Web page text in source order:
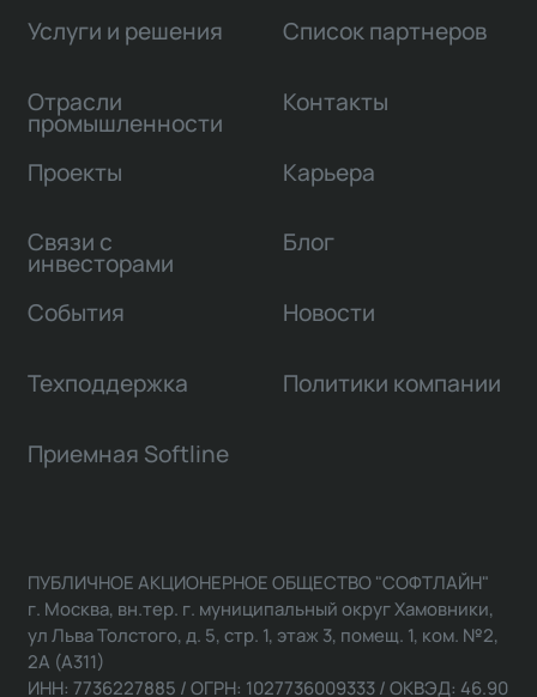
Услуги и решения
Отрасли
промышленности
Проекты
Связи с
инвесторами
Список партнеров
Контакты
Карьера
Блог
События Новости
Техподдержка Политики компании
Приемная Softline
ПУБЛИЧНОЕ АКЦИОНЕРНОЕ ОБЩЕСТВО "СОФТЛАЙН"
г. Москва, вн.тер. г. муниципальный округ Хамовники,
ул Льва Толстого, д. 5, стр. 1, этаж 3, помещ. 1, ком. №2,
2А (А311)
ИНН: 7736227885 / ОГРН: 1027736009333 / ОКВЭД: 46.90